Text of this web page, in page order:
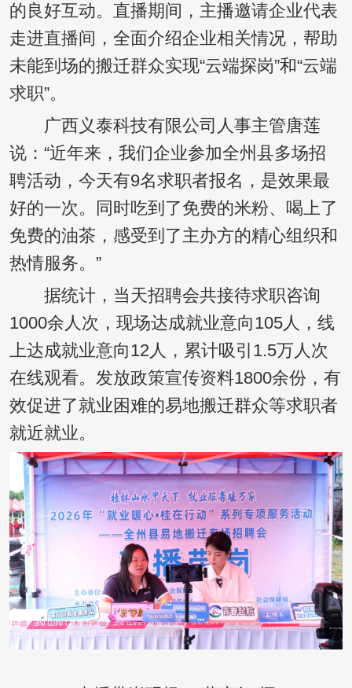
的良好互动。直播期间，主播邀请企业代表
走进直播间，全面介绍企业相关情况，帮助
未能到场的搬迁群众实现“云端探岗”和“云端
求职”。
广西义泰科技有限公司人事主管唐莲
说：“近年来，我们企业参加全州县多场招
聘活动，今天有9名求职者报名，是效果最
好的一次。同时吃到了免费的米粉、喝上了
免费的油茶，感受到了主办方的精心组织和
热情服务。”
据统计，当天招聘会共接待求职咨询
1000余人次，现场达成就业意向105人，线
上达成就业意向12人，累计吸引1.5万人次
在线观看。发放政策宣传资料1800余份，有
效促进了就业困难的易地搬迁群众等求职者
就近就业。